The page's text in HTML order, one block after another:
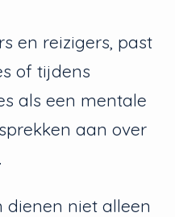
en reizigers, past
of tijdens
als een mentale
aan over
dienen niet alleen